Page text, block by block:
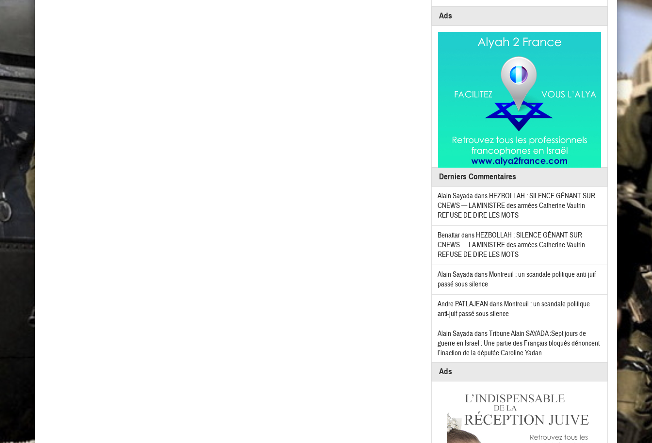
Ads
Derniers Commentaires
Alain Sayadadans HEZBOLLAH : SILENCE GÊNANT SUR
CNEWS — LA MINISTRE des armées Catherine Vautrin
REFUSE DE DIRE LES MOTS
Benattardans HEZBOLLAH : SILENCE GÊNANT SUR
CNEWS — LA MINISTRE des armées Catherine Vautrin
REFUSE DE DIRE LES MOTS
Alain Sayadadans Montreuil : un scandale politique anti-juif
passé sous silence
Andre PATLAJEAN dans Montreuil : un scandale politique
anti-juif passé sous silence
Alain SayadadansTribune Alain SAYADA :Sept jours de
guerre en Israël : Une partie des Français bloqués dénoncent
l’inaction de la députée Caroline Yadan
Ads